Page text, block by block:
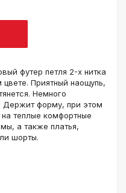
футер петля 2-х нитка
Приятный наощупь,
Немного
Держит форму, при этом
теплые комфортные
а также платья,
шорты.